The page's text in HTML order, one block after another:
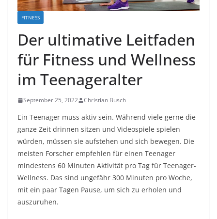
FITNESS
Der ultimative Leitfaden
für Fitness und Wellness
im Teenageralter
September 25, 2022 Christian Busch
Ein Teenager muss aktiv sein. Während viele gerne die
ganze Zeit drinnen sitzen und Videospiele spielen
würden, müssen sie aufstehen und sich bewegen. Die
meisten Forscher empfehlen für einen Teenager
mindestens 60 Minuten Aktivität pro Tag für Teenager-
Wellness. Das sind ungefähr 300 Minuten pro Woche,
mit ein paar Tagen Pause, um sich zu erholen und
auszuruhen.